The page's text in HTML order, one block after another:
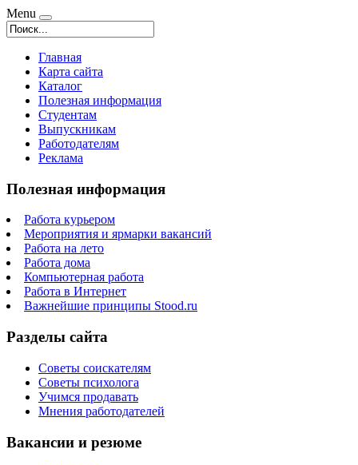
Menu
Главная
Карта сайта
Каталог
Полезная информация
Студентам
Выпускникам
Работодателям
Реклама
Полезная информация
Работа курьером
Мероприятия и ярмарки вакансий
Работа на лето
Работа дома
Компьютерная работа
Работа в Интернет
Важнейшие принципы Stood.ru
Разделы сайта
Советы соискателям
Советы психолога
Учимся продавать
Мнения работодателей
Вакансии и резюме